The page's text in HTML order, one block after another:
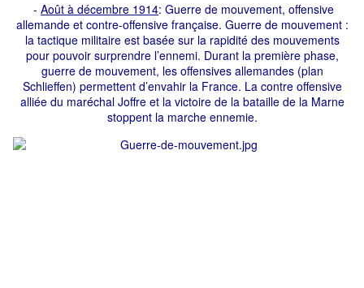
- Août à décembre 1914: Guerre de mouvement, offensive
allemande et contre-offensive française. Guerre de mouvement :
la tactique militaire est basée sur la rapidité des mouvements
pour pouvoir surprendre l’ennemi. Durant la première phase,
guerre de mouvement, les offensives allemandes (plan
Schlieffen) permettent d’envahir la France. La contre offensive
alliée du maréchal Joffre et la victoire de la bataille de la Marne
stoppent la marche ennemie.